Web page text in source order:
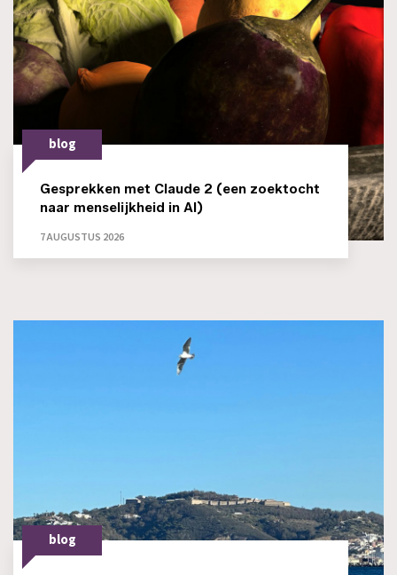
blog
Gesprekken met Claude 2 (een zoektocht
naar menselijkheid in AI)
7 AUGUSTUS 2026
blog